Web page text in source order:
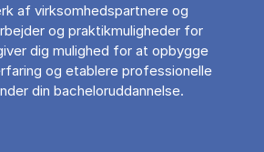
af virksomhedspartnere og
og praktikmuligheder for
dig mulighed for at opbygge
og etablere professionelle
din bacheloruddannelse.